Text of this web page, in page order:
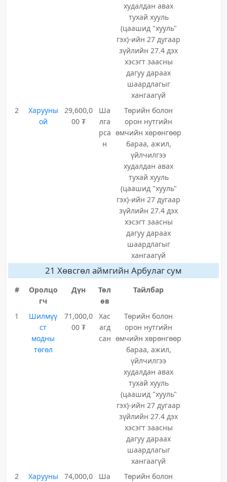
худалдан авах
тухай хууль
(цаашид "хууль"
гэх)-ийн 27 дугаар
зүйлийн 27.4 дэх
хэсэгт заасны
дагуу дараах
шаардлагыг
хангаагүй
2
Харууны
ой
29,600,0
00 ₮
Ша
лга
рса
н
Төрийн болон
орон нутгийн
өмчийн хөрөнгөөр
бараа, ажил,
үйлчилгээ
худалдан авах
тухай хууль
(цаашид "хууль"
гэх)-ийн 27 дугаар
зүйлийн 27.4 дэх
хэсэгт заасны
дагуу дараах
шаардлагыг
хангаагүй
21 Хөвсгөл аймгийн Арбулаг сум
#
Оролцо
гч
Дүн
Төл
өв
Тайлбар
1
Шилмүү
ст
модны
төгөл
71,000,0
00 ₮
Хас
агд
сан
Төрийн болон
орон нутгийн
өмчийн хөрөнгөөр
бараа, ажил,
үйлчилгээ
худалдан авах
тухай хууль
(цаашид "хууль"
гэх)-ийн 27 дугаар
зүйлийн 27.4 дэх
хэсэгт заасны
дагуу дараах
шаардлагыг
хангаагүй
2
Харууны
74,000,0
Ша
Төрийн болон